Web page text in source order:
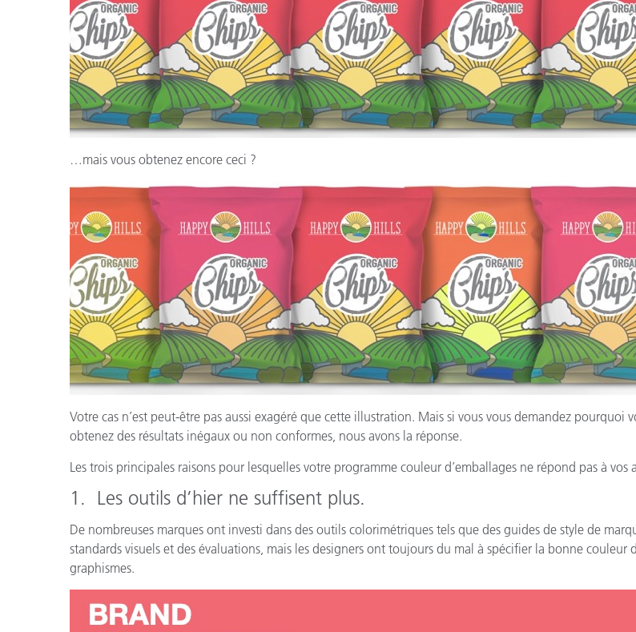
…mais vous obtenez encore ceci ?
Votre cas n’est peut-être pas aussi exagéré que cette illustration. Mais si vous vous demandez pourquoi
obtenez des résultats inégaux ou non conformes, nous avons la réponse.
Les trois principales raisons pour lesquelles votre programme couleur d’emballages ne répond pas à vos
1. Les outils d’hier ne suffisent plus.
De nombreuses marques ont investi dans des outils colorimétriques tels que des guides de style de
standards visuels et des évaluations, mais les designers ont toujours du mal à spécifier la bonne couleur
graphismes.